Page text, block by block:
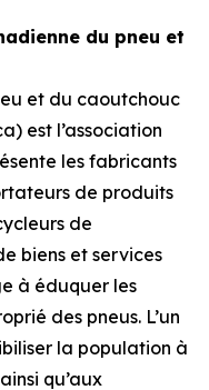
du pneu et
et du caoutchouc
est l’association
les fabricants
de produits
de
biens et services
à éduquer les
des pneus. L’un
la population à
qu’aux